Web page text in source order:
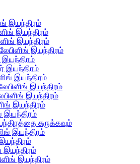
இயந்திரம்
இயந்திரம்
இயந்திரம்
இயந்திரம்
இயந்திரம்
இயந்திரம்
இயந்திரம்
இயந்திரம்
இயந்திரம்
இயந்திரம்
இயந்திரம்
சுருக்கவும்
இயந்திரம்
இயந்திரம்
இயந்திரம்